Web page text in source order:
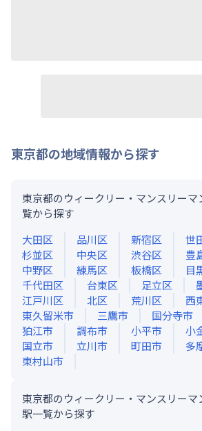
東京都の地域情報から探す
東京都のウィークリー・マンスリー
覧から探す
大田区
品川区 新宿区 世
杉並区
中央区 渋谷区 豊
中野区
練馬区 板橋区 目
千代田区
台東区 足立区
江戸川区
北区 荒川区
西
東久留米市
三鷹市 国分寺市
狛江市
調布市 小平市 小
国立市
立川市 町田市 多
東村山市
東京都のウィークリー・マンスリーマ
駅一覧から探す